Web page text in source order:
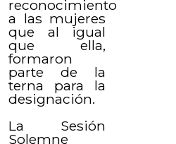
reconocimiento
a las mujeres
que al igual
que ella,
formaron
parte de la
terna para la
designación.
La Sesión
Solemne